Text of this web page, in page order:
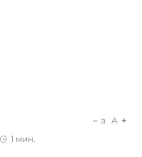
1 мин.
a A